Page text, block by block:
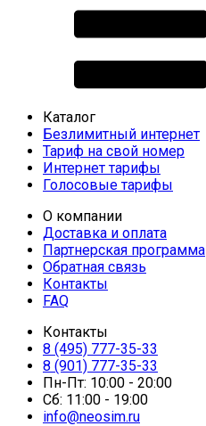
Каталог
Безлимитный интернет
Тариф на свой номер
Интернет тарифы
Голосовые тарифы
О компании
Доставка и оплата
Партнерская программа
Обратная связь
Контакты
FAQ
Контакты
8 (495) 777-35-33
8 (901) 777-35-33
Пн-Пт: 10:00 - 20:00
Сб: 11:00 - 19:00
info@neosim.ru